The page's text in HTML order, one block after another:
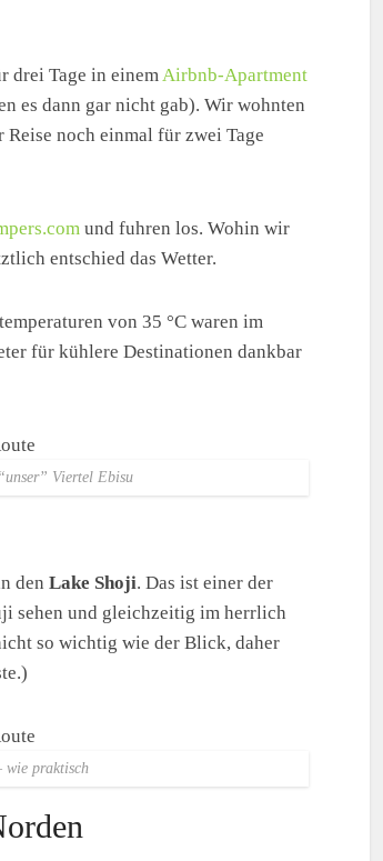
drei Tage in einemAirbnb-Apartment
es dann gar nicht gab). Wir wohnten
noch einmal für zwei Tage
und fuhren los. Wohin wir
entschied das Wetter.
von 35 °C waren im
für kühlere Destinationen dankbar
Viertel Ebisu
den Lake Shoji. Das ist einer der
sehen und gleichzeitig im herrlich
so wichtig wie der Blick, daher
wie praktisch